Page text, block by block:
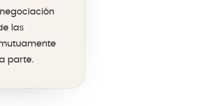
las
parte.